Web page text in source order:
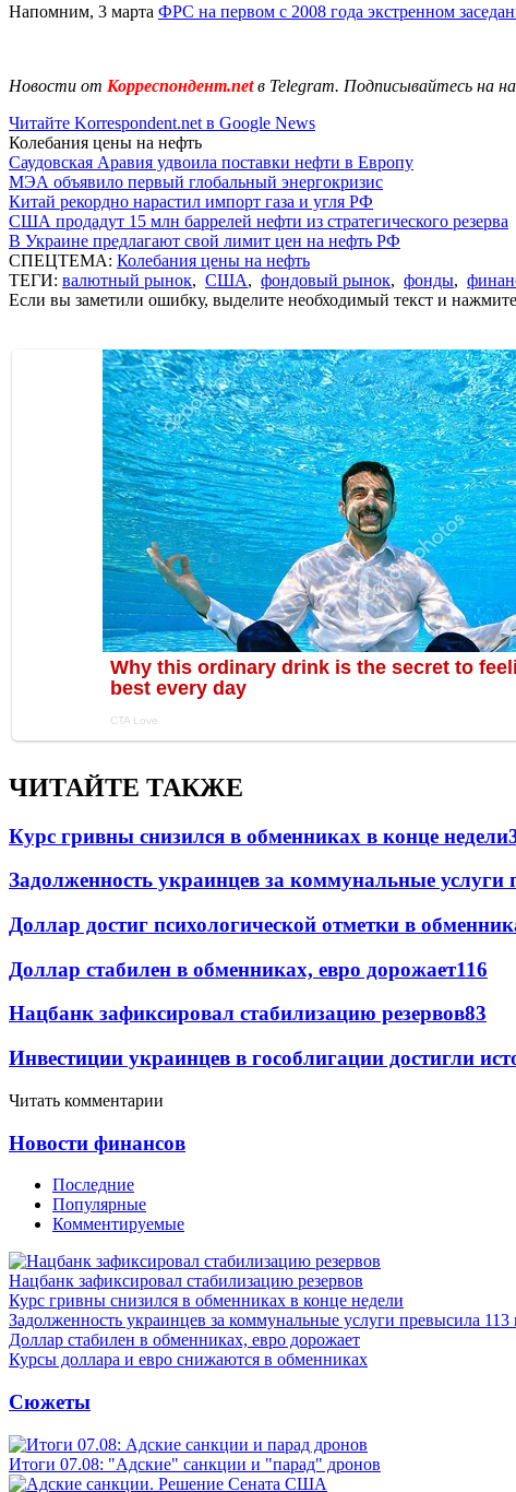
Напомним, 3 марта ФРС на первом с 2008 года экстренном
Новости от Корреспондент.netв Telegram. Подписывайтесь на
Читайте Korrespondent.net в Google News
Колебания цены на нефть
Саудовская Аравия удвоила поставки нефти в Европу
МЭА объявило первый глобальный энергокризис
Китай рекордно нарастил импорт газа и угля РФ
США продадут 15 млн баррелей нефти из стратегического резерва
В Украине предлагают свой лимит цен на нефть РФ
СПЕЦТЕМА: Колебания цены на нефть
ТЕГИ: валютный рынок, США, фондовый рынок, фонды,
Если вы заметили ошибку, выделите необходимый текст и
ЧИТАЙТЕ ТАКЖЕ
Курс гривны снизился в обменниках в конце недели
Задолженность украинцев за коммунальные услуги
Доллар достиг психологической отметки в
Доллар стабилен в обменниках, евро дорожает116
Нацбанк зафиксировал стабилизацию резервов83
Инвестиции украинцев в гособлигации достигли
Читать комментарии
Новости финансов
Последние
Популярные
Комментируемые
Нацбанк зафиксировал стабилизацию резервов
Курс гривны снизился в обменниках в конце недели
Задолженность украинцев за коммунальные услуги превысила 113
Доллар стабилен в обменниках, евро дорожает
Курсы доллара и евро снижаются в обменниках
Сюжеты
Итоги 07.08: "Адские" санкции и "парад" дронов